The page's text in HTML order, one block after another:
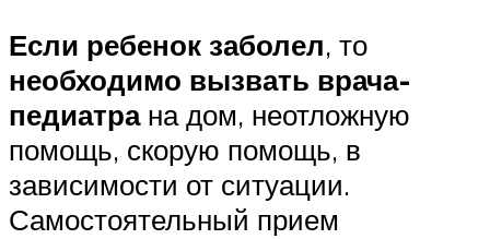
Если ребенок заболел, то
необходимо вызвать врача-
педиатра на дом, неотложную
помощь, скорую помощь, в
зависимости от ситуации.
Самостоятельный прием